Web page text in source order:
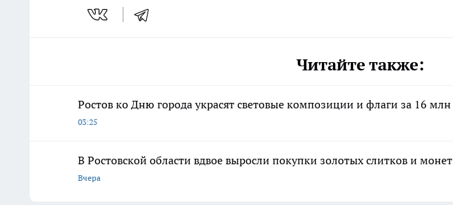
Читайте также:
Ростов ко Дню города украсят световые композиции и флаги за 16 млн
03:25
В Ростовской области вдвое выросли покупки золотых слитков и монет
Вчера